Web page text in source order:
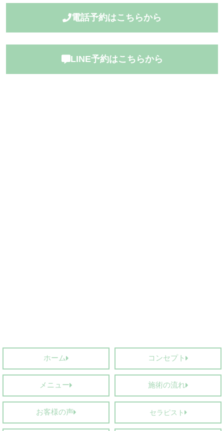
電話予約はこちらから
LINE予約はこちらから
ホーム コンセプト
メニュー 施術の流れ
お客様の声 セラピスト